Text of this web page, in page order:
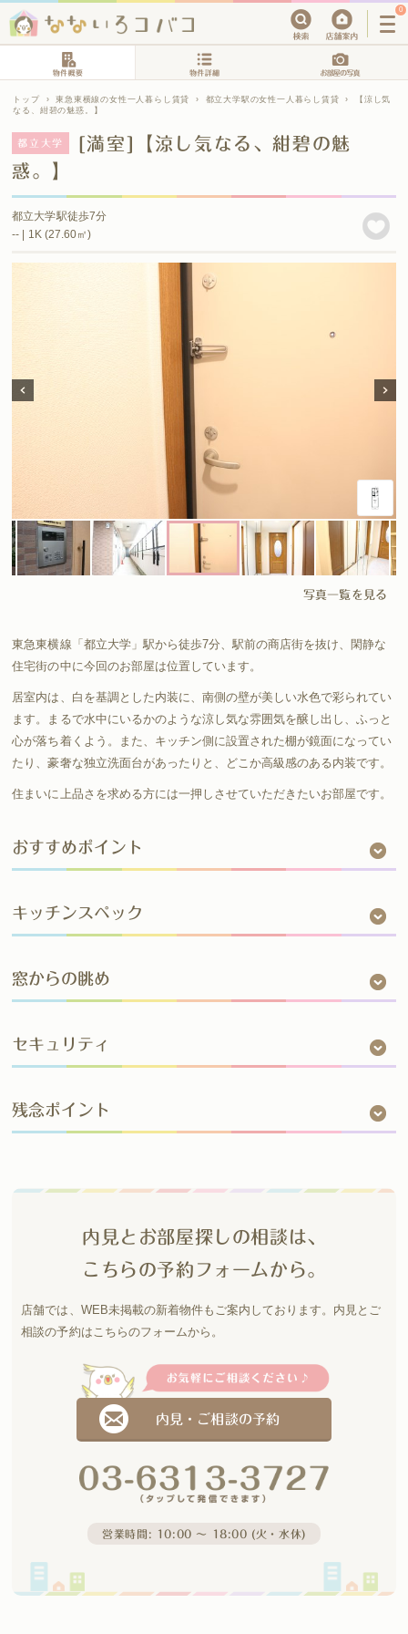
0
トップ › 東急東横線の女性一人暮らし賃貸 › 都立大学駅の女性一人暮らし賃貸 ›
【涼し気
なる、紺碧の魅惑。】
都立大学
[満室]【涼し気なる、紺碧の魅
惑。】
都立大学駅徒歩7分
-- | 1K (27.60㎡)
写真一覧を見る
東急東横線「都立大学」駅から徒歩7分、駅前の商店街を抜け、閑静な
住宅街の中に今回のお部屋は位置しています。
居室内は、白を基調とした内装に、南側の壁が美しい水色で彩られてい
ます。まるで水中にいるかのような涼し気な雰囲気を醸し出し、ふっと
心が落ち着くよう。また、キッチン側に設置された棚が鏡面になってい
たり、豪奢な独立洗面台があったりと、どこか高級感のある内装です。
住まいに上品さを求める方には一押しさせていただきたいお部屋です。
おすすめポイント
キッチンスペック
窓からの眺め
セキュリティ
残念ポイント
内見とお部屋探しの相談は、
こちらの予約フォームから。
店舗では、WEB未掲載の新着物件もご案内しております。 内見とご
相談の予約はこちらのフォームから。
内見・ご相談の予約
営業時間: 10:00 〜 18:00 (火・水休)